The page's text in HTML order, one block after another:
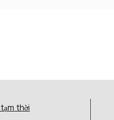
tạm thời